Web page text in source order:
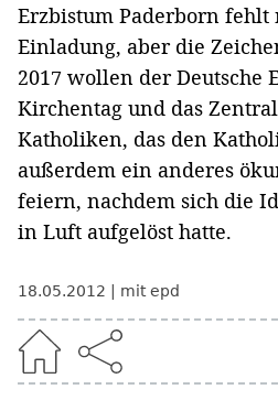
Erzbistum Paderborn fehlt
Einladung, aber die
2017 wollen der Deutsche
Kirchentag und das
Katholiken, das den
außerdem ein anderes
feiern, nachdem sich die
in Luft aufgelöst hatte.
18.05.2012 mit epd